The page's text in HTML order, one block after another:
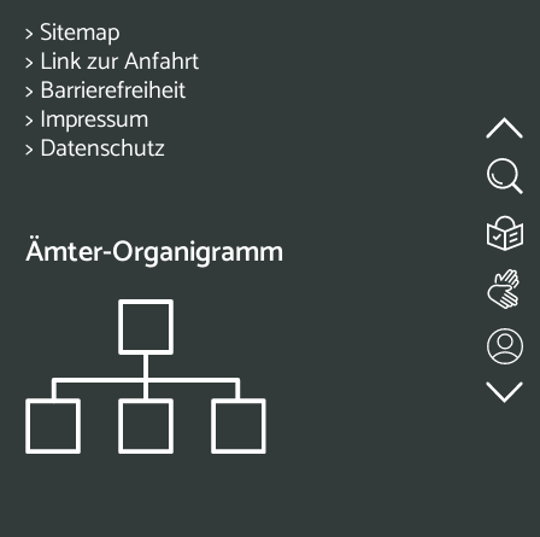
> Sitemap
> Link zur Anfahrt
> Barrierefreiheit
> Impressum
> Datenschutz
Ämter-Organigramm